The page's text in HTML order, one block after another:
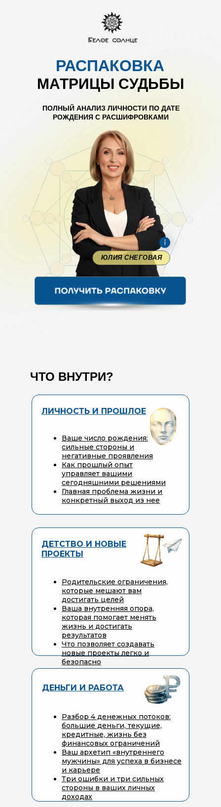
ПОЛНЫЙ АНАЛИЗ ЛИЧНОСТИ ПО ДАТЕ
РОЖДЕНИЯ С РАСШИФРОВКАМИ
РАСПАКОВКА
МАТРИЦЫ СУДЬБЫ
ЮЛИЯ СНЕГОВАЯ
Ваше число рождения:
сильные стороны и
негативные проявления
Как прошлый опыт
управляет вашими
сегодняшними решениями
Главная проблема жизни и
конкретный выход из нее
ЛИЧНОСТЬ И ПРОШЛОЕ
Родительские ограничения,
которые мешают вам
достигать целей
Ваша внутренняя опора,
которая помогает менять
жизнь и достигать
результатов
Что позволяет создавать
новые проекты легко и
безопасно
ДЕТСТВО И НОВЫЕ
ПРОЕКТЫ
Разбор 4 денежных потоков:
большие деньги, текущие,
кредитные, жизнь без
финансовых ограничений
Ваш архетип «внутреннего
мужчины» для успеха в бизнесе
и карьере
Три ошибки и три сильных
стороны в ваших личных
доходах
ДЕНЬГИ И РАБОТА
ЧТО ВНУТРИ?